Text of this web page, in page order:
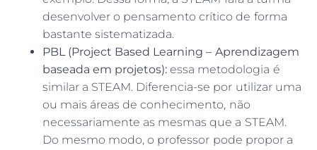
desenvolver o pensamento crítico de forma
bastante sistematizada.
PBL (Project Based Learning – Aprendizagem
baseada em projetos): essa metodologia é
similar a STEAM. Diferencia-se por utilizar uma
ou mais áreas de conhecimento, não
necessariamente as mesmas que a STEAM.
Do mesmo modo, o professor pode propor a